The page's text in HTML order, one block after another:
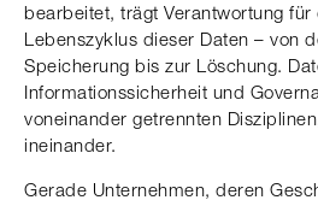
bearbeitet, trägt Verantwortung für
Lebenszyklus dieser Daten – von
Speicherung bis zur Löschung.
Informationssicherheit und
voneinander getrennten
ineinander.
Gerade Unternehmen, deren